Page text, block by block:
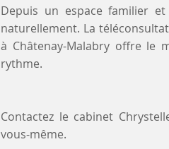
Depuis un espace familier
naturellement. La
à Châtenay-Malabry offre le
rythme.
Contactez le cabinet
vous-même.